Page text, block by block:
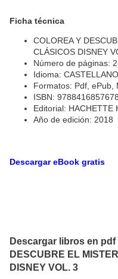
Ficha técnica
COLOREA Y
CLÁSICOS DISNEY
Número de páginas:
Idioma: CASTELLANO
Formatos: Pdf, ePub,
ISBN: 9788416857678
Editorial: HACHETTE
Año de edición: 2018
Descargar eBook gratis
Descargar libros en pdf
DESCUBRE EL
DISNEY VOL. 3